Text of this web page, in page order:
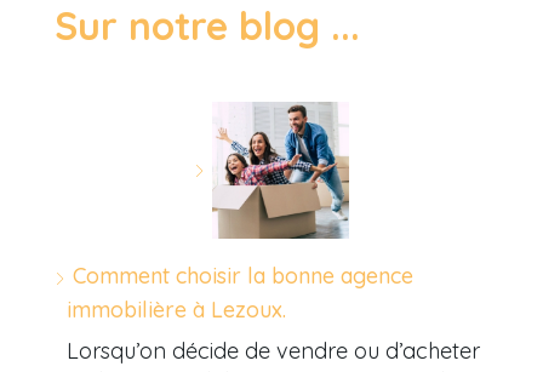
Sur notre blog ...
Comment choisir la bonne agence
immobilière à Lezoux.
Lorsqu’on décide de vendre ou d’acheter